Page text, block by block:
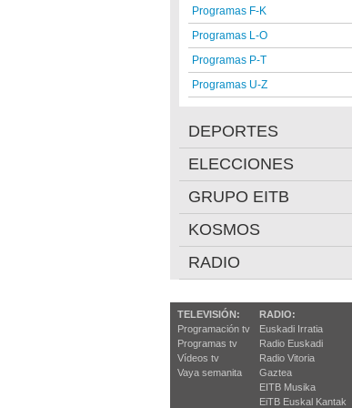
Programas F-K
Programas L-O
Programas P-T
Programas U-Z
DEPORTES
ELECCIONES
GRUPO EITB
KOSMOS
RADIO
TELEVISIÓN:
Programación tv
Programas tv
Vídeos tv
Vaya semanita
RADIO:
Euskadi Irratia
Radio Euskadi
Radio Vitoria
Gaztea
EITB Musika
EiTB Euskal Kantak